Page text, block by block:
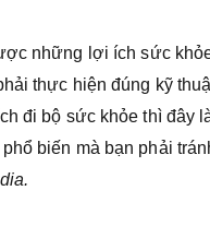
những lợi ích sức
thực hiện đúng kỹ
đi bộ sức khỏe thì đây
biến mà bạn phải